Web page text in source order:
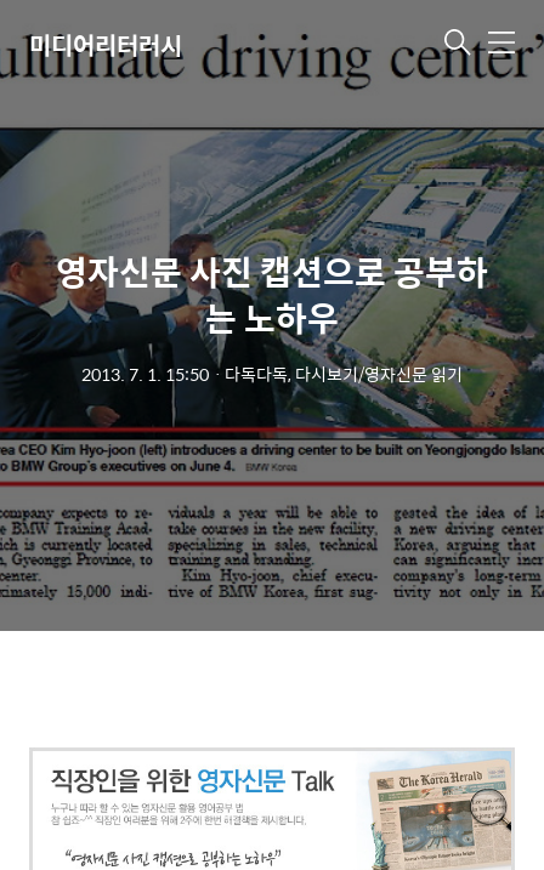
미디어리터러시 메
뉴
영자신문 사진 캡션으로 공부하
는 노하우
2013. 7. 1. 15:50 ㆍ 다독다독, 다시보기/영자신문 읽기